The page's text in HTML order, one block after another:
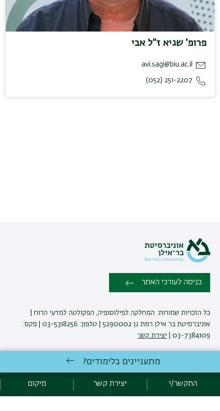
פרופ' שגיא ז"ל אבי
avi.sagi@biu.ac.il
251-2207 (052)
כניסה לעורכי האתר
כל הזכויות שמורות: המחלקה לפילוסופיה, הפקולטה למדעי הרוח |
אוניברסיטת בר אילן רמת גן 5290002 | טלפון: 03-5318256 | פקס:
03-7384109 |
יצירת קשר
לימודי פילוסופיהבאוניברסיטת בר-אילן
קידום:Emarker קידום אתרים
מתעניינים בלימודים?
התקשר/י יצירת קשר מיקום